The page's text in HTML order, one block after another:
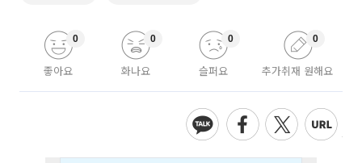
좋아요
0
화나요
0
슬퍼요
0
추가취재 원해요
0